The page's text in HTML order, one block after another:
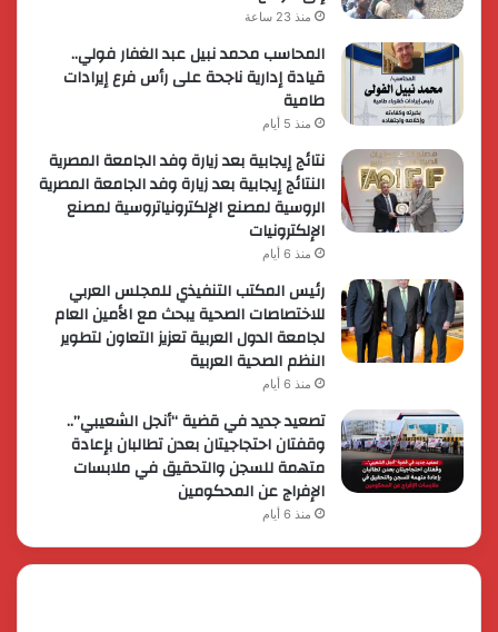
منذ 23 ساعة
المحاسب محمد نبيل عبد الغفار فولي..
قيادة إدارية ناجحة على رأس فرع إيرادات
طامية
منذ 5 أيام
نتائج إيجابية بعد زيارة وفد الجامعة المصرية
النتائج إيجابية بعد زيارة وفد الجامعة المصرية
الروسية لمصنع الإلكترونياتروسية لمصنع
الإلكترونيات
منذ 6 أيام
رئيس المكتب التنفيذي للمجلس العربي
للاختصاصات الصحية يبحث مع الأمين العام
لجامعة الدول العربية تعزيز التعاون لتطوير
النظم الصحية العربية
منذ 6 أيام
تصعيد جديد في قضية “أنجل الشعيبي”..
وقفتان احتجاجيتان بعدن تطالبان بإعادة
متهمة للسجن والتحقيق في ملابسات
الإفراج عن المحكومين
منذ 6 أيام